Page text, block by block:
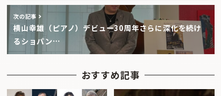
次の記事
横山幸雄（ピアノ）デビュー30周年さらに深化を続け
るショパン…
おすすめ記事